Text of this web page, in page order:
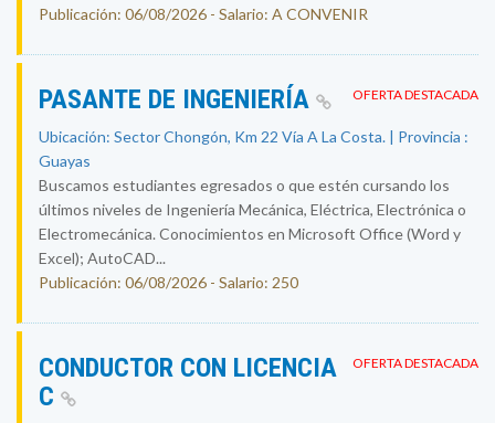
Publicación: 06/08/2026 - Salario: A CONVENIR
OFERTA DESTACADA
PASANTE DE INGENIERÍA
Ubicación: Sector Chongón, Km 22 Vía A La Costa. | Provincia :
Guayas
Buscamos estudiantes egresados o que estén cursando los
últimos niveles de Ingeniería Mecánica, Eléctrica, Electrónica o
Electromecánica. Conocimientos en Microsoft Office (Word y
Excel); AutoCAD...
Publicación: 06/08/2026 - Salario: 250
OFERTA DESTACADA
CONDUCTOR CON LICENCIA
C